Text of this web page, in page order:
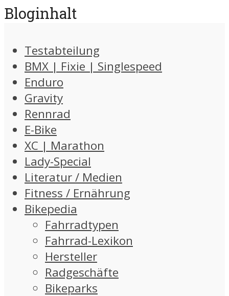
Bloginhalt
Testabteilung
BMX | Fixie | Singlespeed
Enduro
Gravity
Rennrad
E-Bike
XC | Marathon
Lady-Special
Literatur / Medien
Fitness / Ernährung
Bikepedia
Fahrradtypen
Fahrrad-Lexikon
Hersteller
Radgeschäfte
Bikeparks